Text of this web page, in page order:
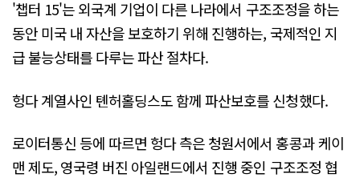
'챕터 15'는 외국계 기업이 다른 나라에서 구조조정을 하는
동안 미국 내 자산을 보호하기 위해 진행하는, 국제적인 지
급 불능상태를 다루는 파산 절차다.
헝다 계열사인 톈허홀딩스도 함께 파산보호를 신청했다.
로이터통신 등에 따르면 헝다 측은 청원서에서 홍콩과 케이
맨 제도, 영국령 버진 아일랜드에서 진행 중인 구조조정 협